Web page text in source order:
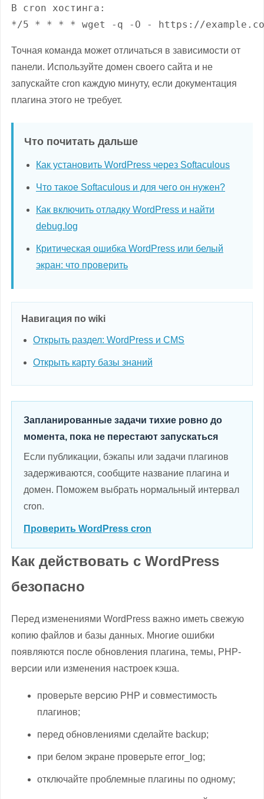
В cron хостинга:
*/5 * * * * wget -q -O - https://
Точная команда может отличаться в зависимости от
панели. Используйте домен своего сайта и не
запускайте cron каждую минуту, если документация
плагина этого не требует.
Что почитать дальше
Как установить WordPress через Softaculous
Что такое Softaculous и для чего он нужен?
Как включить отладку WordPress и найти
debug.log
Критическая ошибка WordPress или белый
экран: что проверить
Навигация по wiki
Открыть раздел: WordPress и CMS
Открыть карту базы знаний
Запланированные задачи тихие ровно до
момента, пока не перестают запускаться
Если публикации, бэкапы или задачи плагинов
задерживаются, сообщите название плагина и
домен. Поможем выбрать нормальный интервал
cron.
Проверить WordPress cron
Как действовать с WordPress
безопасно
Перед изменениями WordPress важно иметь свежую
копию файлов и базы данных. Многие ошибки
появляются после обновления плагина, темы, PHP-
версии или изменения настроек кэша.
проверьте версию PHP и совместимость
плагинов;
перед обновлениями сделайте backup;
при белом экране проверьте error_log;
отключайте проблемные плагины по одному;